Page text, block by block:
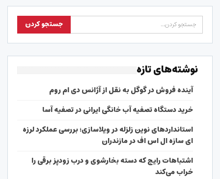
نوشته‌های تازه
آینده فروش در گوگل به نقل از آژانس دی ام روم
خرید دستگاه تصفیه آب خانگی ایرانی در تصفیه آسا
استانداردهای نوین زلزله در ویلاسازی؛ بررسی عملکرد لرزه
ای سازه ال اس اف در مازندران
اشتباهات رایج که دسته بخارشوی و درب زودپز برقی را
خراب می‌کند